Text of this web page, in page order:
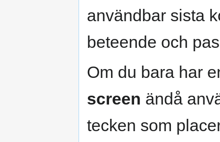
användbar sista
beteende och
Om du bara har
screen ändå
tecken som